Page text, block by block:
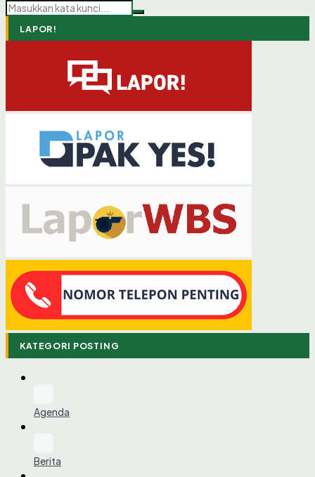
LAPOR!
KATEGORI POSTING
Agenda
Berita